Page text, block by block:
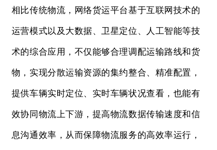
相比传统物流，网络货运平台基于互联网技术的
运营模式以及大数据、卫星定位、人工智能等技
术的综合应用，不仅能够合理调配运输路线和货
物，实现分散运输资源的集约整合、精准配置，
提供车辆实时定位、实时车辆状况查看，也能有
效协同物流上下游，提高物流数据传输速度和信
息沟通效率，从而保障物流服务的高效率运行，